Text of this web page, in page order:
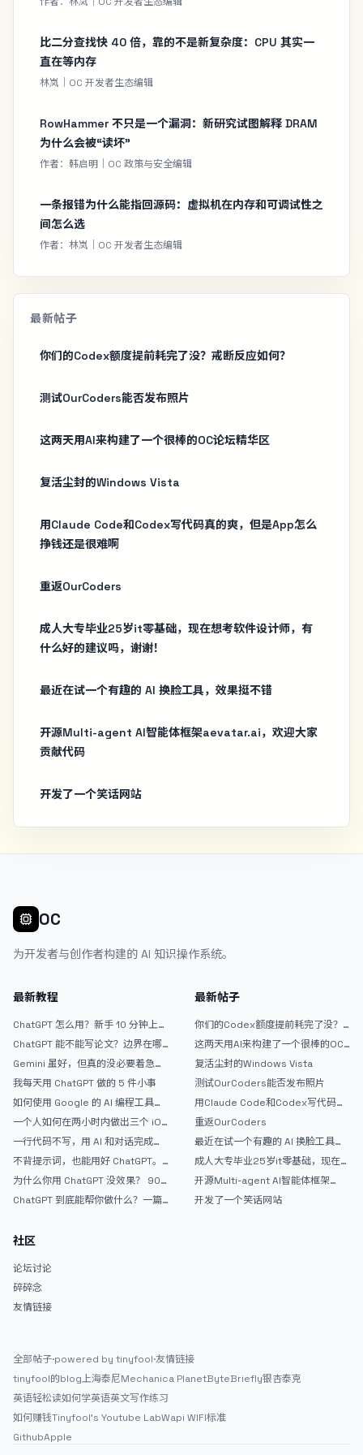
比二分查找快 40 倍，靠的不是新复杂度：CPU 其实一
直在等内存
林岚｜OC 开发者生态编辑
RowHammer 不只是一个漏洞：新研究试图解释 DRAM
为什么会被“读坏”
作者：韩启明｜OC 政策与安全编辑
一条报错为什么能指回源码：虚拟机在内存和可调试性之
间怎么选
作者：林岚｜OC 开发者生态编辑
最新帖子
你们的Codex额度提前耗完了没？戒断反应如何？
测试OurCoders能否发布照片
这两天用AI来构建了一个很棒的OC论坛精华区
复活尘封的Windows Vista
用Claude Code和Codex写代码真的爽，但是App怎么
挣钱还是很难啊
重返OurCoders
成人大专毕业25岁it零基础，现在想考软件设计师，有
什么好的建议吗，谢谢！
最近在试一个有趣的 AI 换脸工具，效果挺不错
开源Multi-agent AI智能体框架aevatar.ai，欢迎大家
贡献代码
开发了一个笑话网站
OC
为开发者与创作者构建的 AI 知识操作系统。
最新教程
ChatGPT 怎么用？新手 10 分钟上手
ChatGPT 能不能写论文？边界在哪
Gemini 虽好，但真的没必要着急放
弃 ChatGPT
我每天用 ChatGPT 做的 5 件小事
如何使用 Google 的 AI 编程工具
AntiGravity：独立开发者的新时代
武器
一个人如何在两小时内做出三个 iOS
APP？｜AntiGravity + Gemini 3 实
战完整记录
一行代码不写，用 AI 和对话完成一
个完整网站：《图书天堂》实战记录
不背提示词，也能用好 ChatGPT。
一个万能提问模板
为什么你用 ChatGPT 没效果？ 90%
的人第一步就问错了
ChatGPT 到底能帮你做什么？一篇
最新帖子
你们的Codex额度提前耗完了没？
戒断反应如何？
这两天用AI来构建了一个很棒的OC
论坛精华区
复活尘封的Windows Vista
测试OurCoders能否发布照片
用Claude Code和Codex写代码真
的爽，但是App怎么挣钱还是很难啊
重返OurCoders
最近在试一个有趣的 AI 换脸工具，
效果挺不错
成人大专毕业25岁it零基础，现在想
考软件设计师，有什么好的建议吗，
谢谢！
开源Multi-agent AI智能体框架
aevatar.ai，欢迎大家贡献代码
开发了一个笑话网站
社区
论坛讨论
碎碎念
友情链接
全部帖子·powered by tinyfool·友情链接
tinyfool的blog上海泰尼Mechanica PlanetByteBriefly银杏泰克
英语轻松读如何学英语英文写作练习
如何赚钱Tinyfool's Youtube LabWapi WIFI标准
GithubApple